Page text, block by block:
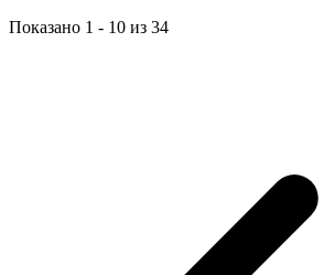
Показано 1 - 10 из 34